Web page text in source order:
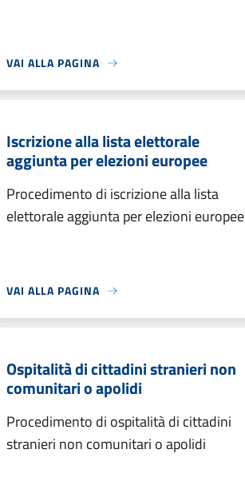
VAI ALLA PAGINA
Iscrizione alla lista elettorale
aggiunta per elezioni europee
Procedimento di iscrizione alla lista
elettorale aggiunta per elezioni europee
VAI ALLA PAGINA
Ospitalità di cittadini stranieri non
comunitari o apolidi
Procedimento di ospitalità di cittadini
stranieri non comunitari o apolidi